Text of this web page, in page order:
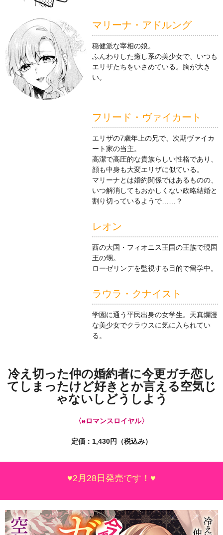
マリーナ・アドルング
穏健派な宰相の娘。
ふんわりした癒し系の美少女で、いつも
エリザたちをいさめている。胸が大き
い。
フリード・ヴァイカート
エリザの7歳年上の兄で、次期ヴァイカ
ート家の当主。
高潔で高圧的な貴族らしい性格であり、
顔も中身も大変エリザに似ている。
マリーナとは婚約関係ではあるものの、
いつ解消してもおかしくない政略結婚と
割り切っているようで……？
レオン
西の大国・フィオニス王国の王族で現国
王の甥。
ローゼリンデを監視する目的で留学中。
ラウラ・クナイスト
学園に通う平民出身の女学生。天真爛漫
な美少女でクラウスに気に入られてい
る。
冷え切った仲の婚約者に今更ガチ恋し
てしまったけど好きとか言える空気じ
ゃないしどうしよう
〈eロマンスロイヤル〉
定価：1,430円（税込み）
♥2月28日発売です！♥